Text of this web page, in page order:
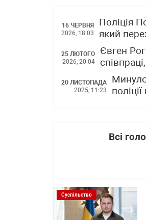
16 ЧЕРВНЯ
2026, 18:03
Поліція
який
25 ЛЮТОГО
2026, 20:04
Євген
20 ЛИСТОПАДА
2025, 11:23
Всі
Суспільство